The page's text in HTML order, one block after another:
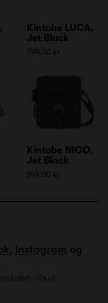
Kintobe LUCA,
Jet Black
799,00 kr
Kintobe NICO,
Jet Black
599,00 kr
, Instagram og
tilbud